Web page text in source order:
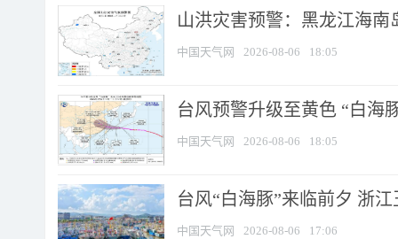
山洪灾害预警：黑龙江海
中国天气网 2026-08-06 18:05
台风预警升级至黄色 “白海
中国天气网 2026-08-06 18:05
台风“白海豚”来临前夕 浙
中国天气网 2026-08-06 17:06